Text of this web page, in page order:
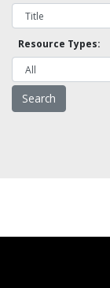
Resource Types: